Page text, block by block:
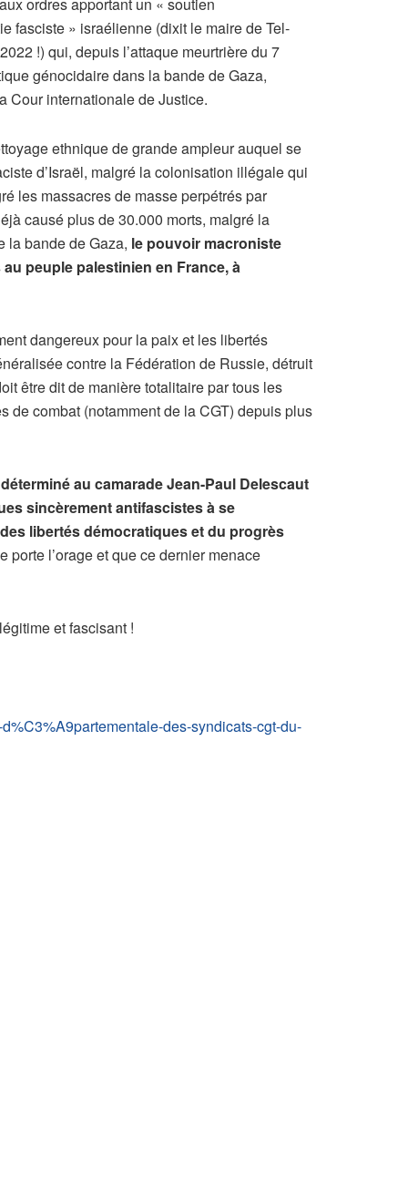
fasciste » israélienne (dixit le maire de Tel-
!) qui, depuis l’attaque meurtrière du 7
génocidaire dans la bande de Gaza,
Cour internationale de Justice.
ethnique de grande ampleur auquel se
d’Israël, malgré la colonisation illégale qui
les massacres de masse perpétrés par
causé plus de 30.000 morts, malgré la
la bande de Gaza, le pouvoir macroniste
peuple palestinien en France, à
dangereux pour la paix et les libertés
contre la Fédération de Russie, détruit
être dit de manière totalitaire par tous les
de combat (notamment de la CGT) depuis plus
au camarade Jean-Paul Delescaut
sincèrement antifascistes à se
libertés démocratiques et du progrès
porte l’orage et que ce dernier menace
et fascisant !
des-syndicats-cgt-du-